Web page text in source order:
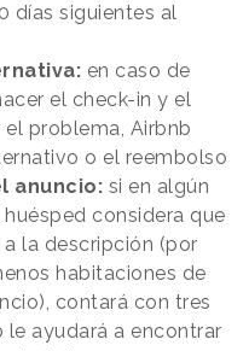
días siguientes al
en caso de
el check-in y el
problema, Airbnb
o el reembolso
anuncio: si en algún
considera que
la descripción (por
habitaciones de
contará con tres
le ayudará a encontrar